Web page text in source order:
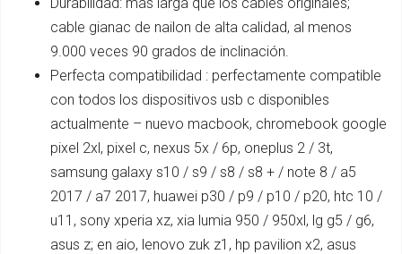
cable gianac de nailon de alta calidad, al menos
9.000 veces 90 grados de inclinación.
Perfecta compatibilidad : perfectamente compatible
con todos los dispositivos usb c disponibles
actualmente – nuevo macbook, chromebook google
pixel 2xl, pixel c, nexus 5x / 6p, oneplus 2 / 3t,
samsung galaxy s10 / s9 / s8 / s8 + / note 8 / a5
2017 / a7 2017, huawei p30 / p9 / p10 / p20, htc 10 /
u11, sony xperia xz, xia lumia 950 / 950xl, lg g5 / g6,
asus z; en aio, lenovo zuk z1, hp pavilion x2, asus